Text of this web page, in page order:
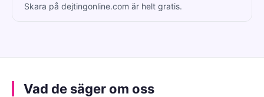
Skara på dejtingonline.com är helt gratis.
Vad de säger om oss